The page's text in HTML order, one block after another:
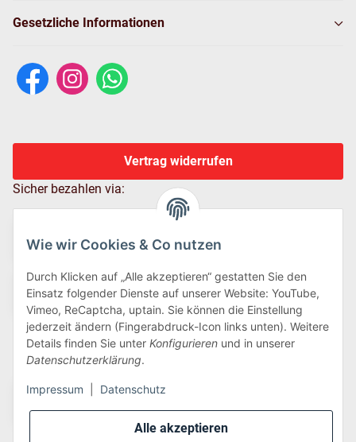
Alle akzeptieren
Wie wir Cookies & Co nutzen
Durch Klicken auf „Alle akzeptieren“ gestatten Sie den
Einsatz folgender Dienste auf unserer Website: YouTube,
Vimeo, ReCaptcha, uptain. Sie können die Einstellung
jederzeit ändern (Fingerabdruck-Icon links unten). Weitere
Details finden Sie unter Konfigurieren und in unserer
Datenschutzerklärung.
Impressum Datenschutz
Gesetzliche Informationen
Vertrag widerrufen
Sicher bezahlen via:
Wir versenden via: